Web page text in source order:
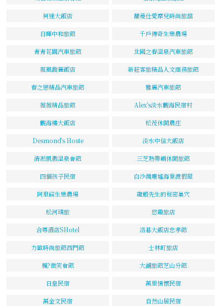
柯達大飯店 蘿曼仕愛摩兒時尚旅舘
日暉中和旅館 千戶傳奇生態農場
青青花園汽車旅館 北國之春溫泉汽車旅館
薇風馥麗飯店 新莊客旅精品人文商務旅館
春之戀精品汽車旅館 雅麗汽車旅館
薇薇精品旅館 Alex's淡水觀海民宿村
觀海樓大飯店 松茂休閒農庄
Desmond's Hoste 淡水中信大飯店
清淞凱撒溫泉會館 三芝熱帶嶼休閒旅館
四個孩子民宿 白沙灣廢墟海景渡假屋
阿里磅生態農場 龍蝦先生的秘密巢穴
松河璞旅 悠趣旅店
合尊酒店SHotel 洛碁大飯店忠孝館
力歐時尚旅館西門館 士林町旅店
楓?微笑會館 大湖旅館芝山分館
日皇民宿 萬里情懷民宿
萬金文民宿 自然山居民宿